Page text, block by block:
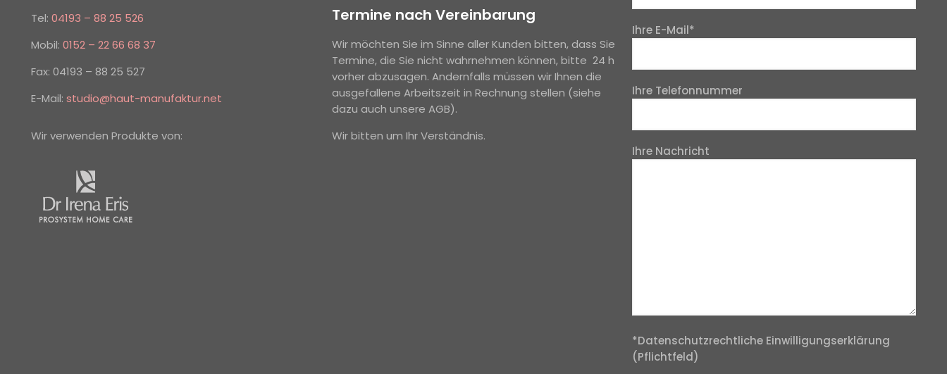
Tel: 04193 – 88 25 526
Mobil: 0152 – 22 66 68 37
Fax: 04193 – 88 25 527
E-Mail: studio@haut-manufaktur.net
Wir verwenden Produkte von:
Termine nach Vereinbarung
Wir möchten Sie im Sinne aller Kunden bitten, dass Sie
Termine, die Sie nicht wahrnehmen können, bitte 24 h
vorher abzusagen. Andernfalls müssen wir Ihnen die
ausgefallene Arbeitszeit in Rechnung stellen (siehe
dazu auch unsere AGB).
Wir bitten um Ihr Verständnis.
Ihre E-Mail*
Ihre Telefonnummer
Ihre Nachricht
*Datenschutzrechtliche Einwilligungserklärung
(Pflichtfeld)